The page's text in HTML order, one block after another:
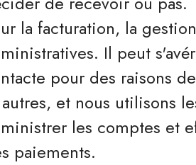
la facturation, la
Il peut
pour des raisons
et nous utilisons
les comptes et
paiements.